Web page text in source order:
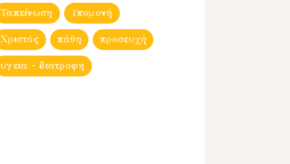
Ταπείνωση Υπομονή
Χριστός πάθη προσευχή
υγεια - διατροφη